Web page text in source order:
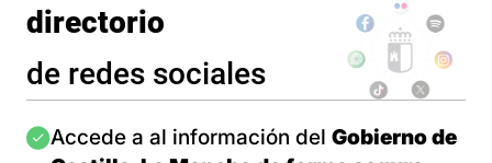
directorio
de redes sociales
Imagen
Accede a al información del Gobierno de